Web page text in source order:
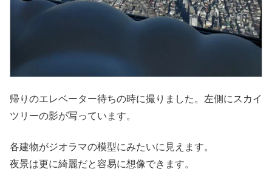
帰りのエレベーター待ちの時に撮りました。左側にスカイ
ツリーの影が写っています。
各建物がジオラマの模型にみたいに見えます。
夜景は更に綺麗だと容易に想像できます。